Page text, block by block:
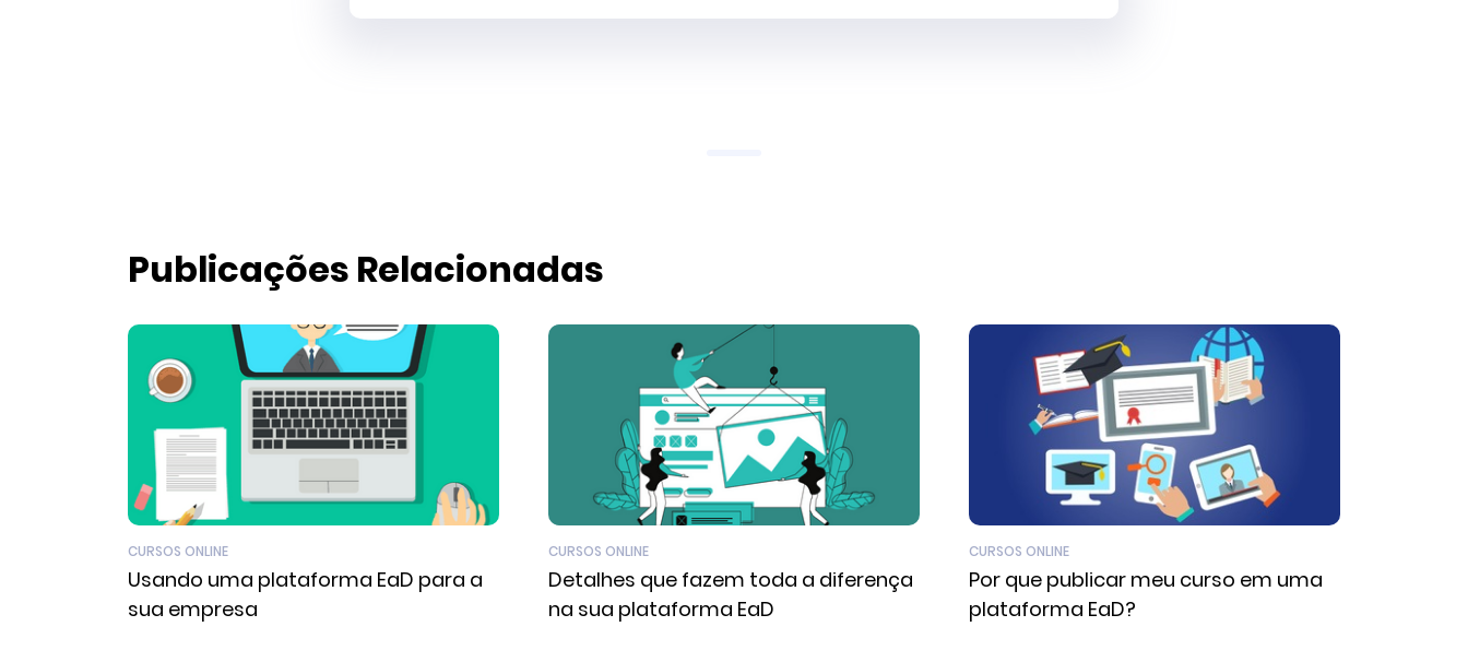
Publicações Relacionadas
CURSOS ONLINE
Usando uma plataforma EaD para a
sua empresa
CURSOS ONLINE
Detalhes que fazem toda a diferença
na sua plataforma EaD
CURSOS ONLINE
Por que publicar meu curso em uma
plataforma EaD?